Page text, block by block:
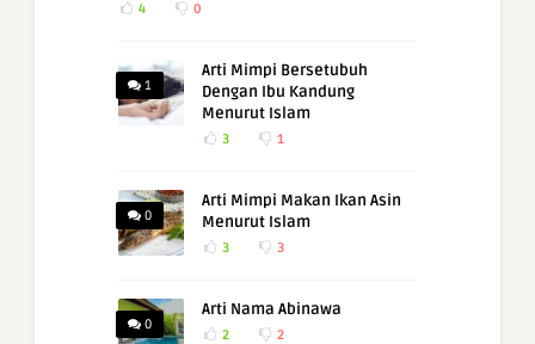
4 0
1
Arti Mimpi Bersetubuh
Dengan Ibu Kandung
Menurut Islam
3 1
0
Arti Mimpi Makan Ikan Asin
Menurut Islam
3 3
0
Arti Nama Abinawa
2 2